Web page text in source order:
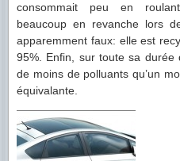
consommait peu en
beaucoup en revanche lors
apparemment faux: elle est
95%. Enfin, sur toute sa
de moins de polluants qu’un
équivalante.